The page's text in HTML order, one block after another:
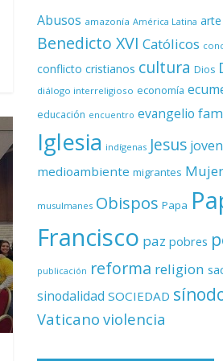
Abusos amazonía América Latina arte
Benedicto XVI Católicos
conflicto cristianos cultura Dios
diálogo interreligioso economía
educación encuentro evangelio
Iglesia indígenas Jesus
medioambiente migrantes
musulmanes Obispos Papa
Francisco paz pobres
publicación reforma religion
sinodalidad SOCIEDAD
Vaticano violencia